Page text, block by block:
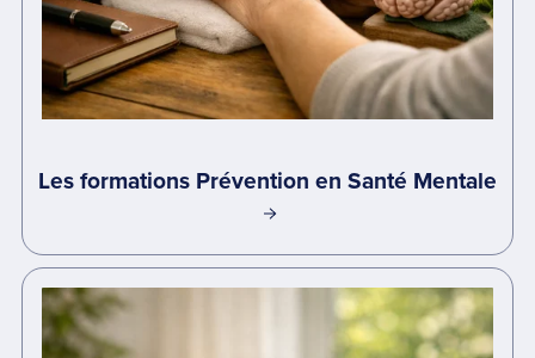
Les formations Prévention en Santé Mentale